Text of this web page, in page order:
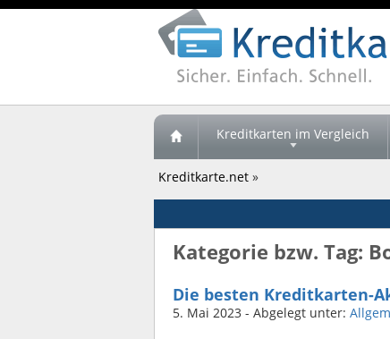
Kreditkarten im Vergleich
Kreditkarte.net »
Kategorie bzw. Tag:
Die besten Kreditkarten-
5. Mai 2023 - Abgelegt unter: